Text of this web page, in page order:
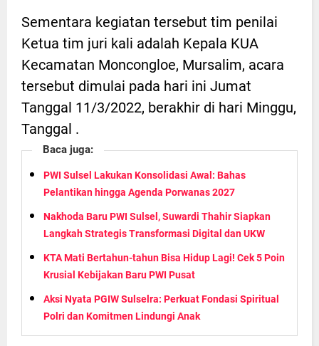
Sementara kegiatan tersebut tim penilai
Ketua tim juri kali adalah Kepala KUA
Kecamatan Moncongloe, Mursalim, acara
tersebut dimulai pada hari ini Jumat
Tanggal 11/3/2022, berakhir di hari Minggu,
Tanggal .
Baca juga:
PWI Sulsel Lakukan Konsolidasi Awal: Bahas
Pelantikan hingga Agenda Porwanas 2027
Nakhoda Baru PWI Sulsel, Suwardi Thahir Siapkan
Langkah Strategis Transformasi Digital dan UKW
KTA Mati Bertahun-tahun Bisa Hidup Lagi! Cek 5 Poin
Krusial Kebijakan Baru PWI Pusat
Aksi Nyata PGIW Sulselra: Perkuat Fondasi Spiritual
Polri dan Komitmen Lindungi Anak